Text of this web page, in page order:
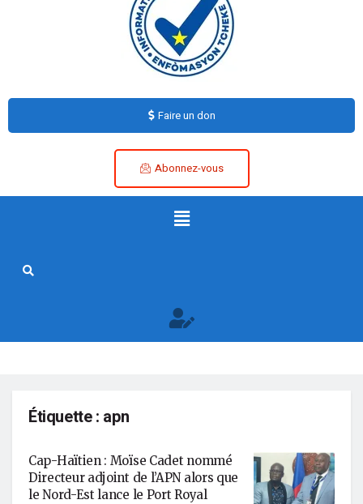
Faire un don
Abonnez-vous
Étiquette : apn
Cap-Haïtien : Moïse Cadet nommé
Directeur adjoint de l’APN alors que
le Nord-Est lance le Port Royal